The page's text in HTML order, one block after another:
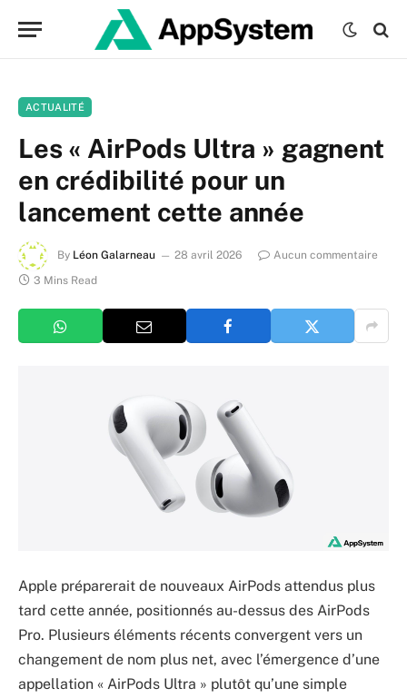
ACTUALITÉ
Les « AirPods Ultra » gagnent
en crédibilité pour un
lancement cette année
By Léon Galarneau 28 avril 2026
Aucun commentaire
3 Mins Read
Apple préparerait de nouveaux AirPods attendus plus
tard cette année, positionnés au-dessus des AirPods
Pro. Plusieurs éléments récents convergent vers un
changement de nom plus net, avec l’émergence d’une
appellation « AirPods Ultra » plutôt qu’une simple